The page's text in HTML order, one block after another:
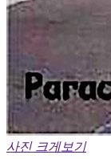
사진 크게보기